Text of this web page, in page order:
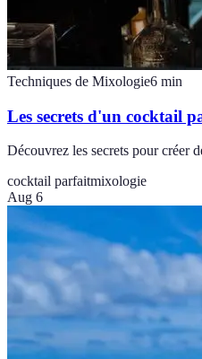
Techniques de Mixologie6 min
Les secrets d'un cocktail
Découvrez les secrets pour créer
cocktail parfaitmixologie
Aug 6